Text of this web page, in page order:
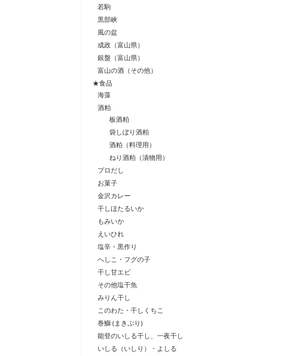
若駒
黒部峡
風の盆
成政（富山県）
銀盤（富山県）
富山の酒（その他）
★食品
海藻
酒粕
板酒粕
袋しぼり酒粕
酒粕（料理用）
ねり酒粕（漬物用）
プロだし
お菓子
金沢カレー
干しほたるいか
もみいか
えいひれ
塩辛・黒作り
へしこ・フグの子
干し甘エビ
その他塩干魚
みりん干し
このわた・干しくちこ
巻鰤 (まきぶり)
能登のいしる干し、一夜干し
いしる（いしり）・よしる